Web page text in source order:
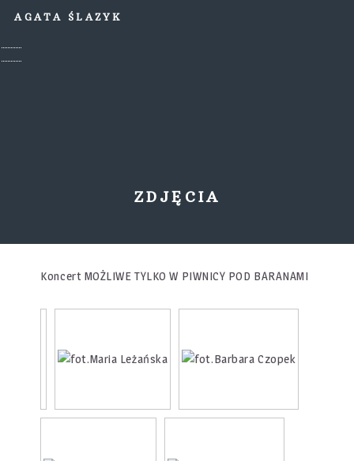
AGATA ŚLAZYK
ZDJĘCIA
Koncert MOŻLIWE TYLKO W PIWNICY POD BARANAMI